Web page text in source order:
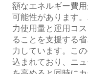
額なエネルギー費
可能性があります
力使用量と運用コ
ることを支援する
力しています。こ
込まれており、ニ